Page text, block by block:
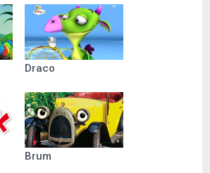
Draco
Brum